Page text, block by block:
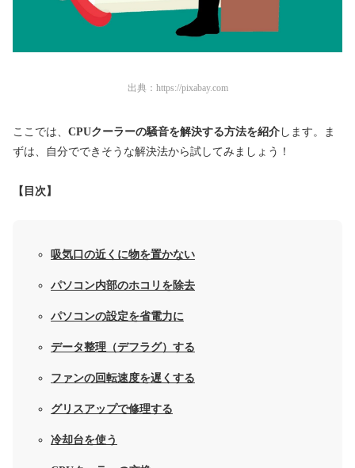
出典： https://pixabay.com
ここでは、 CPUクーラーの騒音を解決する方法を紹介 します。ま
ずは、自分でできそうな解決法から試してみましょう！
【目次】
吸気口の近くに物を置かない
パソコン内部のホコリを除去
パソコンの設定を省電力に
データ整理（デフラグ）する
ファンの回転速度を遅くする
グリスアップで修理する
冷却台を使う